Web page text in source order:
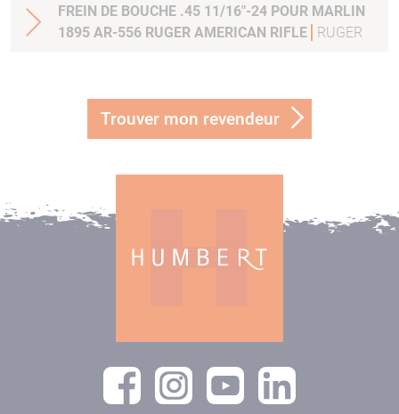
FREIN DE BOUCHE .45 11/16"-24 POUR MARLIN
1895 AR-556 RUGER AMERICAN RIFLE
RUGER
Trouver mon revendeur